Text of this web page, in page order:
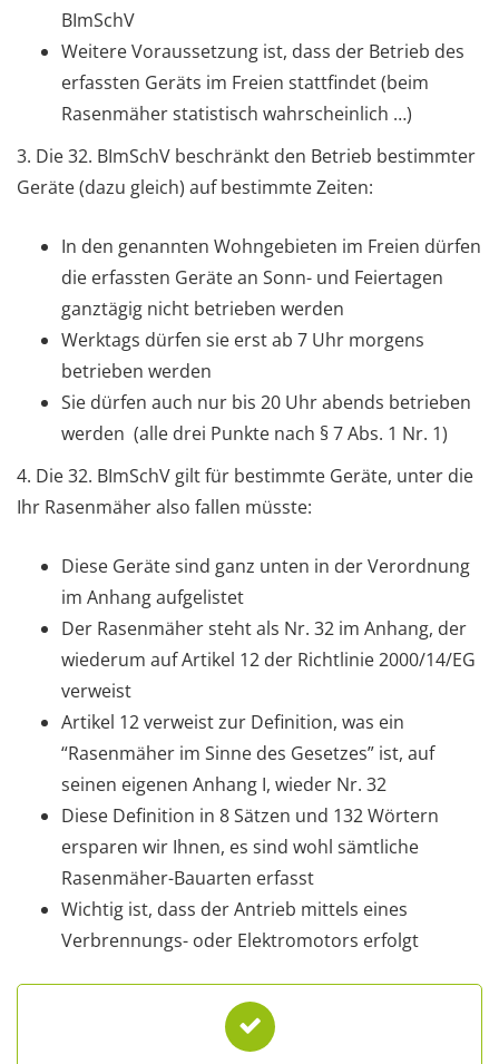
BImSchV
Weitere Voraussetzung ist, dass der Betrieb des
erfassten Geräts im Freien stattfindet (beim
Rasenmäher statistisch wahrscheinlich …)
3. Die 32. BImSchV beschränkt den Betrieb bestimmter
Geräte (dazu gleich) auf bestimmte Zeiten:
In den genannten Wohngebieten im Freien dürfen
die erfassten Geräte an Sonn- und Feiertagen
ganztägig nicht betrieben werden
Werktags dürfen sie erst ab 7 Uhr morgens
betrieben werden
Sie dürfen auch nur bis 20 Uhr abends betrieben
werden (alle drei Punkte nach § 7 Abs. 1 Nr. 1)
4. Die 32. BImSchV gilt für bestimmte Geräte, unter die
Ihr Rasenmäher also fallen müsste:
Diese Geräte sind ganz unten in der Verordnung
im Anhang aufgelistet
Der Rasenmäher steht als Nr. 32 im Anhang, der
wiederum auf Artikel 12 der Richtlinie 2000/14/EG
verweist
Artikel 12 verweist zur Definition, was ein
“Rasenmäher im Sinne des Gesetzes” ist, auf
seinen eigenen Anhang I, wieder Nr. 32
Diese Definition in 8 Sätzen und 132 Wörtern
ersparen wir Ihnen, es sind wohl sämtliche
Rasenmäher-Bauarten erfasst
Wichtig ist, dass der Antrieb mittels eines
Verbrennungs- oder Elektromotors erfolgt